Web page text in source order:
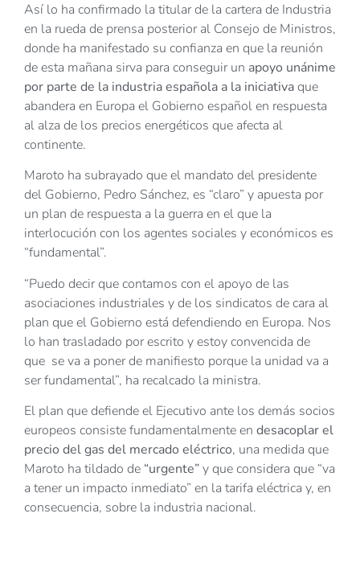
Así lo ha confirmado la titular de la cartera de Industria
en la rueda de prensa posterior al Consejo de Ministros,
donde ha manifestado su confianza en que la reunión
de esta mañana sirva para conseguir un apoyo unánime
por parte de la industria española a la iniciativaque
abandera en Europa el Gobierno español en respuesta
al alza de los precios energéticos que afecta al
continente.
Maroto ha subrayado que el mandato del presidente
del Gobierno, Pedro Sánchez, es “claro” y apuesta por
un plan de respuesta a la guerra en el que la
interlocución con los agentes sociales y económicos es
“fundamental”.
“Puedo decir que contamos con el apoyo de las
asociaciones industriales y de los sindicatos de cara al
plan que el Gobierno está defendiendo en Europa. Nos
lo han trasladado por escrito y estoy convencida de
que se va a poner de manifiesto porque la unidad va a
ser fundamental”, ha recalcado la ministra.
El plan que defiende el Ejecutivo ante los demás socios
europeos consiste fundamentalmente en desacoplar el
precio del gas del mercado eléctrico, una medida que
Maroto ha tildado de “urgente”y que considera que “va
a tener un impacto inmediato” en la tarifa eléctrica y, en
consecuencia, sobre la industria nacional.